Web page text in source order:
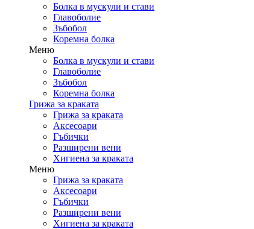
Болка в мускули и стави
Главоболие
Зъбобол
Коремна болка
Меню
Болка в мускули и стави
Главоболие
Зъбобол
Коремна болка
Грижа за краката
Грижа за краката
Аксесоари
Гъбички
Разширени вени
Хигиена за краката
Меню
Грижа за краката
Аксесоари
Гъбички
Разширени вени
Хигиена за краката